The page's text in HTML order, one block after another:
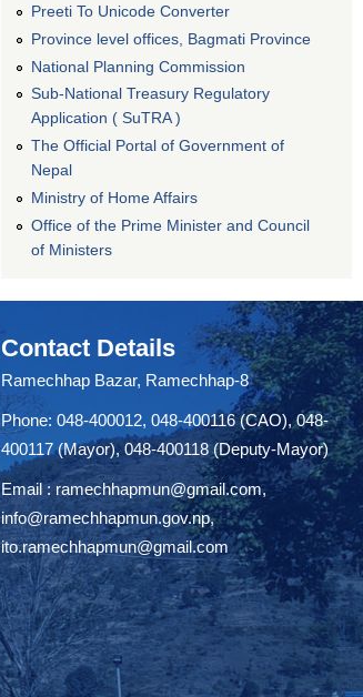
Preeti To Unicode Converter
Province level offices, Bagmati Province
National Planning Commission
Sub-National Treasury Regulatory
Application ( SuTRA )
The Official Portal of Government of
Nepal
Ministry of Home Affairs
Office of the Prime Minister and Council
of Ministers
Contact Details
Ramechhap Bazar, Ramechhap-8
Phone: 048-400012, 048-400116 (CAO), 048-
400117 (Mayor), 048-400118 (Deputy-Mayor)
Email : ramechhapmun@gmail.com,
info@ramechhapmun.gov.np,
ito.ramechhapmun@gmail.com